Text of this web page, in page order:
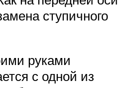
ступичного
руками
с одной из